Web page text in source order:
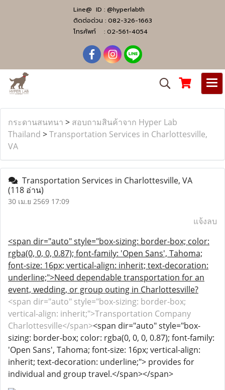
Line@ ID : @hyperlabth
ติดต่อด่วน : 082-326-1663
โทรศัพท์ : 02-561-4054
กระดานสนทนา > สอบถามสินค้าจาก Hyper Lab
Thailand >Transportation Services in Charlottesville,
VA
Transportation Services in Charlottesville, VA
(118 อ่าน)
30 เม.ย 2569 17:09
แจ้งลบ
<span dir="auto" style="box-sizing: border-box; color:
rgba(0, 0, 0, 0.87); font-family: 'Open Sans', Tahoma;
font-size: 16px; vertical-align: inherit; text-decoration:
underline;">Need dependable transportation for an
event, wedding, or group outing in Charlottesville?
<span dir="auto" style="box-sizing: border-box;
vertical-align: inherit;">Transportation Company
Charlottesville</span><span dir="auto" style="box-
sizing: border-box; color: rgba(0, 0, 0, 0.87); font-family:
'Open Sans', Tahoma; font-size: 16px; vertical-align:
inherit; text-decoration: underline;"> provides for
individual and group travel.</span></span>